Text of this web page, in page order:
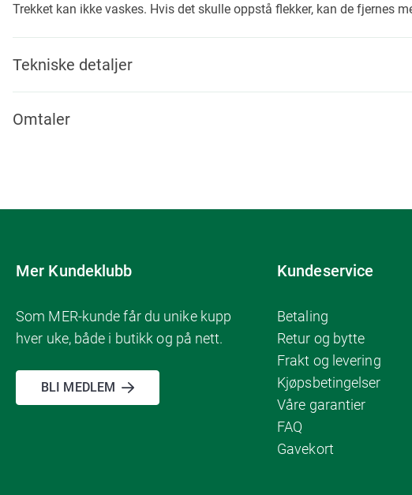
Trekket kan ikke vaskes. Hvis det skulle oppstå flekker, kan de fjernes
Tekniske detaljer
Omtaler
Mer Kundeklubb
Som MER-kunde får du unike kupp
hver uke, både i butikk og på nett.
BLI MEDLEM
Kundeservice
Betaling
Retur og bytte
Frakt og levering
Kjøpsbetingelser
Våre garantier
FAQ
Gavekort